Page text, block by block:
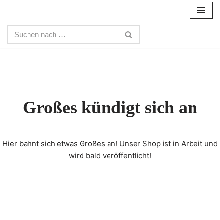
Zum
Inhalt
Großes kündigt sich an
Hier bahnt sich etwas Großes an! Unser Shop ist in Arbeit und
wird bald veröffentlicht!